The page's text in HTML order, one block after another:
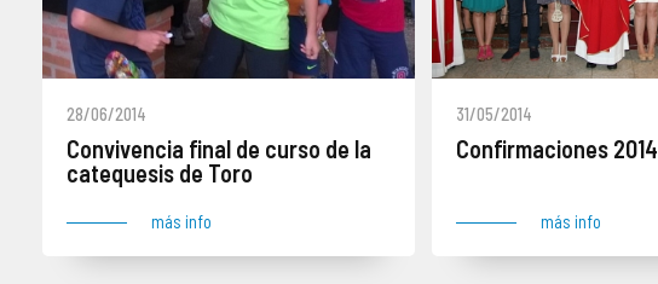
28/06/2014
Convivencia final de curso de la
catequesis de Toro
más info
31/05/2014
Confirmaciones 2014
más info